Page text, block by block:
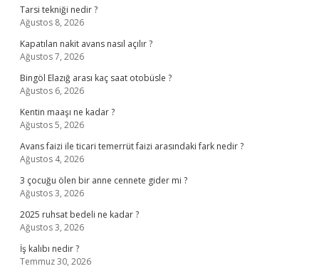
Tarsi tekniği nedir ?
Ağustos 8, 2026
Kapatılan nakit avans nasıl açılır ?
Ağustos 7, 2026
Bingöl Elazığ arası kaç saat otobüsle ?
Ağustos 6, 2026
Kentin maaşı ne kadar ?
Ağustos 5, 2026
Avans faizi ile ticari temerrüt faizi arasındaki fark nedir ?
Ağustos 4, 2026
3 çocuğu ölen bir anne cennete gider mi ?
Ağustos 3, 2026
2025 ruhsat bedeli ne kadar ?
Ağustos 3, 2026
İş kalıbı nedir ?
Temmuz 30, 2026